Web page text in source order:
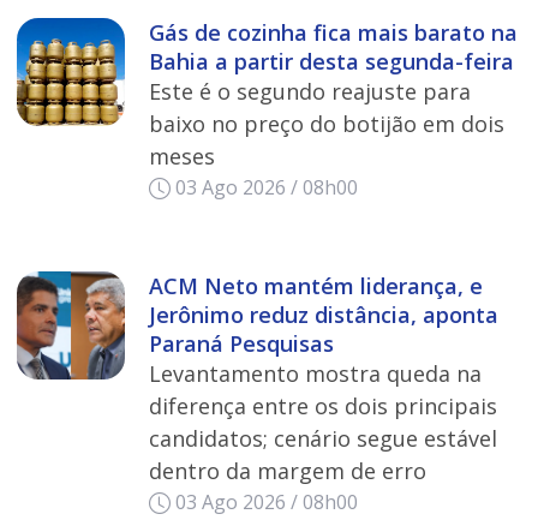
Gás de cozinha fica mais barato na
Bahia a partir desta segunda-feira
Este é o segundo reajuste para
baixo no preço do botijão em dois
meses
03 Ago 2026 / 08h00
ACM Neto mantém liderança, e
Jerônimo reduz distância, aponta
Paraná Pesquisas
Levantamento mostra queda na
diferença entre os dois principais
candidatos; cenário segue estável
dentro da margem de erro
03 Ago 2026 / 08h00